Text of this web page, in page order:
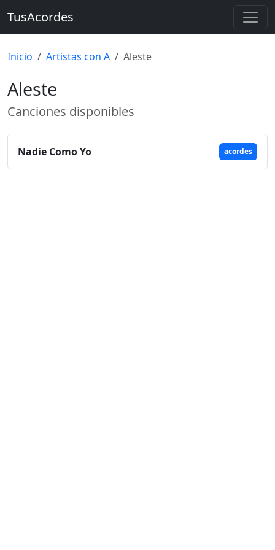
TusAcordes
Inicio Artistas con A Aleste
Aleste
Canciones disponibles
Nadie Como Yo acordes